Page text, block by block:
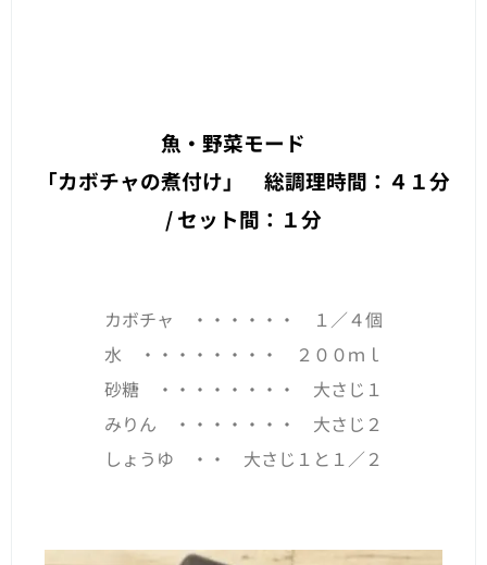
魚・野菜モード
「カボチャの煮付け」 総調理時間：４１分
/ セット間：１分
カボチャ ・・・・・・ １／４個
水 ・・・・・・・・ ２００ｍｌ
砂糖 ・・・・・・・・ 大さじ１
みりん ・・・・・・・ 大さじ２
しょうゆ ・・ 大さじ１と１／２